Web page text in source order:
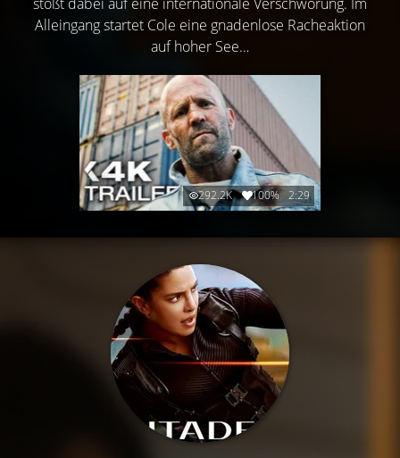
Alleingang startet Cole eine gnadenlose Racheaktion
auf hoher See…
292.2K 100% 2:29